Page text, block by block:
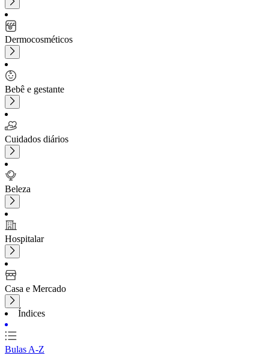
Dermocosméticos
Bebê e gestante
Cuidados diários
Beleza
Hospitalar
Casa e Mercado
Índices
Bulas A-Z